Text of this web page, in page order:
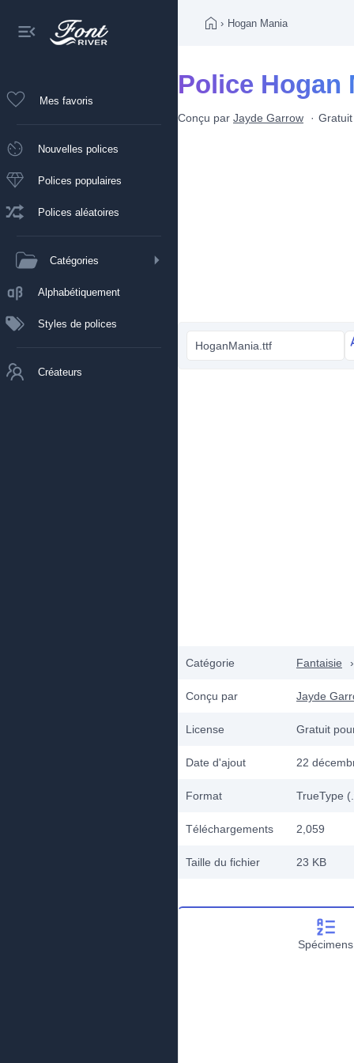
Mes favoris
Nouvelles polices
Polices populaires
Polices aléatoires
Catégories
Alphabétiquement
Styles de polices
Créateurs
› Hogan Mania
Police Hogan
Conçu par Jayde Garrow
HoganMania.ttf
Catégorie Fantaisie ›
Conçu par Jayde
License Gratuit
Date d'ajout 22
Format TrueType
Téléchargements 2,059
Taille du fichier 23 KB
Spécimens